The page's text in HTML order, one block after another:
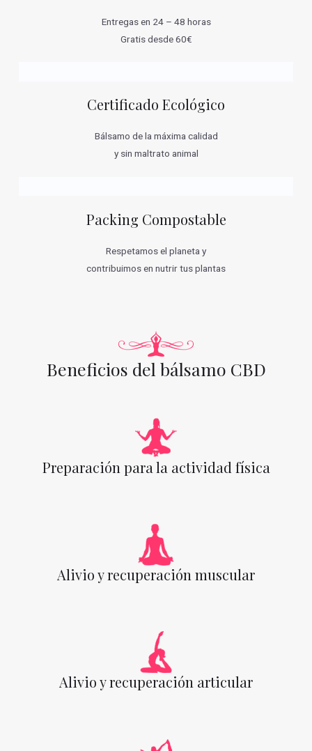
Entregas en 24 – 48 horas
Gratis desde 60€
Certificado Ecológico
Bálsamo de la máxima calidad
y sin maltrato animal
Packing Compostable
Respetamos el planeta y
contribuimos en nutrir tus plantas
Beneficios del bálsamo CBD
Preparación para la actividad física
Alivio y recuperación muscular
Alivio y recuperación articular